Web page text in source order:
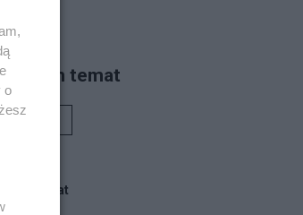
na ten temat
ten temat
o